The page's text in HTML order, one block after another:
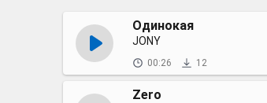
Одинокая
JONY
00:26 12
Zero